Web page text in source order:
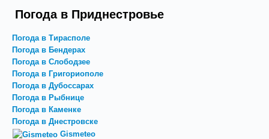
Погода в Приднестровье
Погода в Тирасполе
Погода в Бендерах
Погода в Слободзее
Погода в Григориополе
Погода в Дубоссарах
Погода в Рыбнице
Погода в Каменке
Погода в Днестровске
Gismeteo